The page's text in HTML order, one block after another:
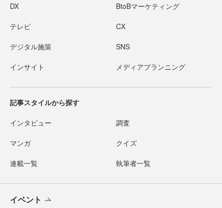
DX BtoBマーケティング
テレビ CX
デジタル施策 SNS
インサイト メディアプランニング
記事スタイルから探す
インタビュー 調査
マンガ クイズ
連載一覧 執筆者一覧
イベント